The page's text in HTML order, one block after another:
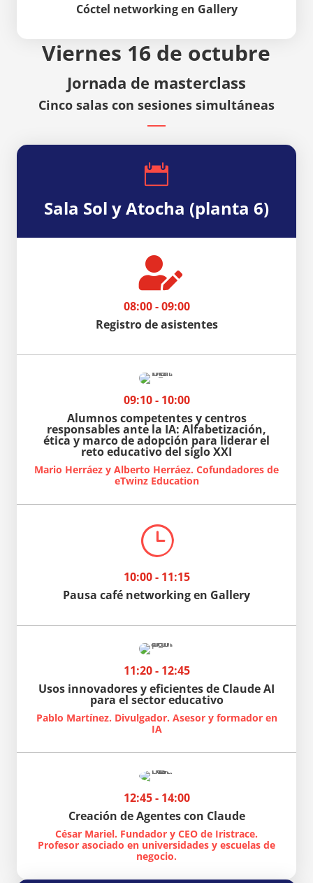
Cóctel networking en Gallery
Viernes 16 de octubre
Jornada de masterclass
Cinco salas con sesiones simultáneas

Sala Sol y Atocha (planta 6)

08:00 - 09:00
Registro de asistentes
09:10 - 10:00
Alumnos competentes y centros
responsables ante la IA: Alfabetización,
ética y marco de adopción para liderar el
reto educativo del siglo XXI
Mario Herráez y Alberto Herráez. Cofundadores de
eTwinz Education
}
10:00 - 11:15
Pausa café networking en Gallery
11:20 - 12:45
Usos innovadores y eficientes de Claude AI
para el sector educativo
Pablo Martínez. Divulgador. Asesor y formador en
IA
12:45 - 14:00
Creación de Agentes con Claude
César Mariel. Fundador y CEO de Iristrace.
Profesor asociado en universidades y escuelas de
negocio.